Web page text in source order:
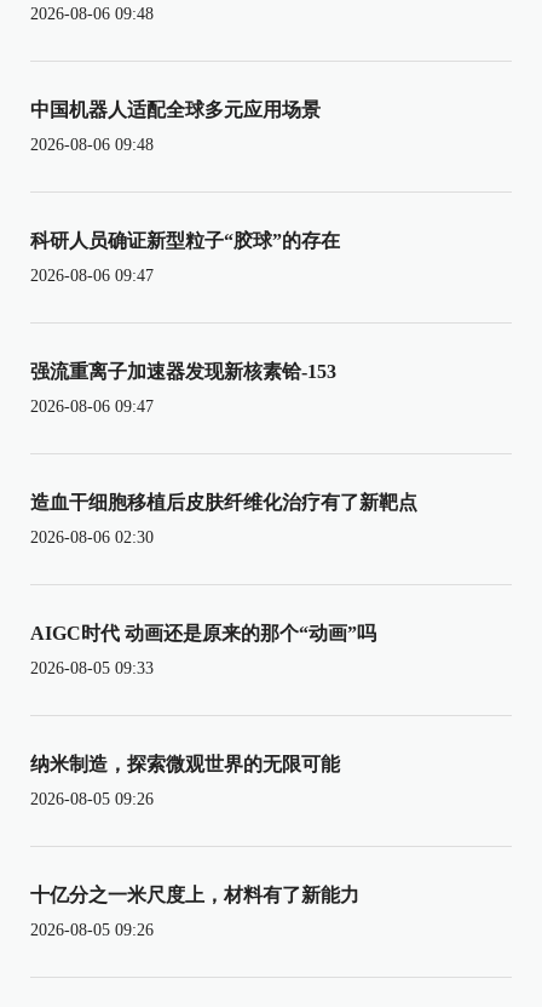
2026-08-06 09:48
中国机器人适配全球多元应用场景
2026-08-06 09:48
科研人员确证新型粒子“胶球”的存在
2026-08-06 09:47
强流重离子加速器发现新核素铪-153
2026-08-06 09:47
造血干细胞移植后皮肤纤维化治疗有了新靶点
2026-08-06 02:30
AIGC时代 动画还是原来的那个“动画”吗
2026-08-05 09:33
纳米制造，探索微观世界的无限可能
2026-08-05 09:26
十亿分之一米尺度上，材料有了新能力
2026-08-05 09:26